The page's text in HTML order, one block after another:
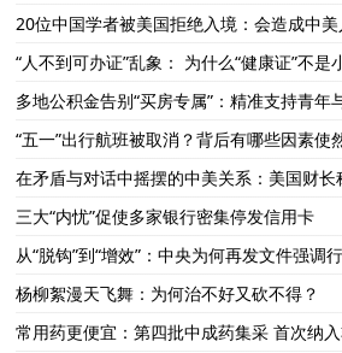
20位中国学者被美国拒绝入境：会造成中美
“人不到可办证”乱象： 为什么“健康证”不是
多地公积金告别“买房专属”：精准支持青年
“五一”出行航班被取消？背后有哪些因素使
在矛盾与对话中摇摆的中美关系：美国财长
三大“内忧”促使多家银行密集停发信用卡
从“脱钩”到“增效”：中央为何再发文件强调
杨柳絮漫天飞舞：为何治不好又砍不得？
常用药更便宜：第四批中成药集采 首次纳